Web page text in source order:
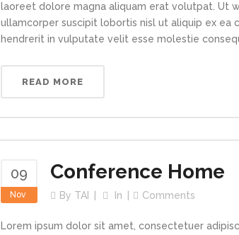
laoreet dolore magna aliquam erat volutpat. Ut
ullamcorper suscipit lobortis nisl ut aliquip ex ea
hendrerit in vulputate velit esse molestie
READ MORE
09
Nov
Conference Home
By TAI In Comments
Lorem ipsum dolor sit amet, consectetuer